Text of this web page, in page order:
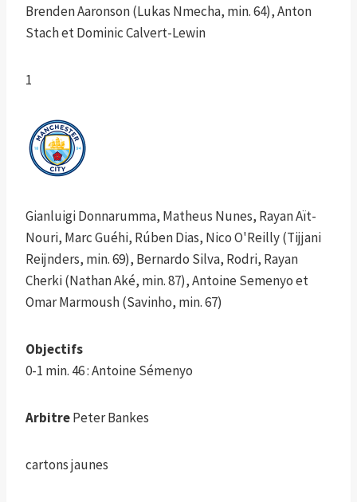
Brenden Aaronson (Lukas Nmecha, min. 64), Anton
Stach et Dominic Calvert-Lewin
1
Gianluigi Donnarumma, Matheus Nunes, Rayan Aït-
Nouri, Marc Guéhi, Rúben Dias, Nico O'Reilly (Tijjani
Reijnders, min. 69), Bernardo Silva, Rodri, Rayan
Cherki (Nathan Aké, min. 87), Antoine Semenyo et
Omar Marmoush (Savinho, min. 67)
Objectifs
0-1 min. 46 : Antoine Sémenyo
ArbitrePeter Bankes
cartons jaunes